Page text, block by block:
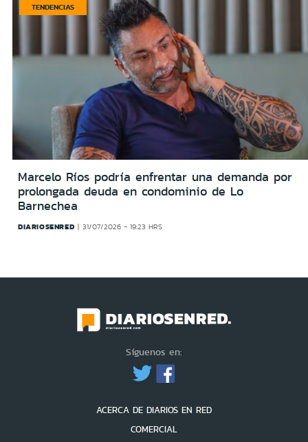
TENDENCIAS
Marcelo Ríos podría enfrentar una demanda por
prolongada deuda en condominio de Lo
Barnechea
DIARIOSENRED 31/07/2026 - 19:23 HRS
Síguenos en:
ACERCA DE DIARIOS EN RED
COMERCIAL